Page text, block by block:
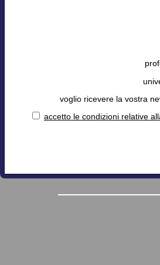
voglio ricevere la vostra
accetto le condizioni relative